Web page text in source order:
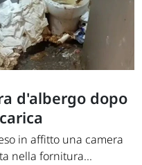
d'albergo dopo
in affitto una camera
nella fornitura...